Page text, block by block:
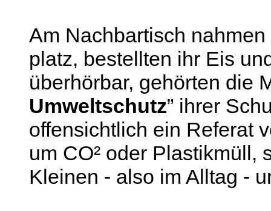
Am Nachbartisch
platz, bestellten ihr Eis
überhörbar, gehörten die
Umweltschutz” ihrer
offensichtlich ein Referat
um CO² oder Plastikmüll,
Kleinen - also im Alltag -